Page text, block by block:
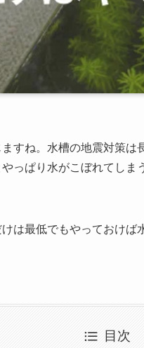
すね。水槽の地震対策
っぱり水がこぼれてしま
は最低でもやっておけば
目次